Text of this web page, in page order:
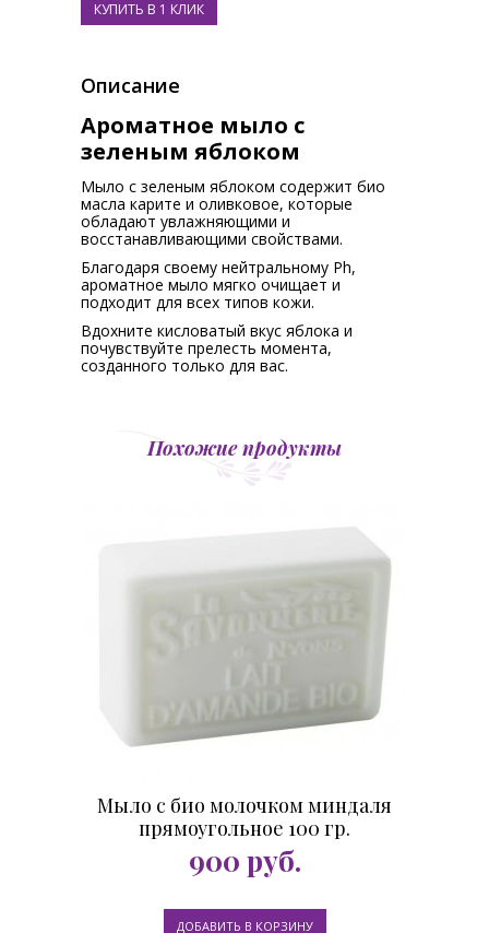
Описание
Ароматное мыло с
зеленым яблоком
Мыло с зеленым яблоком содержит био
масла карите и оливковое, которые
обладают увлажняющими и
восстанавливающими свойствами.
Благодаря своему нейтральному Ph,
ароматное мыло мягко очищает и
подходит для всех типов кожи.
Вдохните кисловатый вкус яблока и
почувствуйте прелесть момента,
созданного только для вас.
Похожие продукты
Мыло с био молочком миндаля
прямоугольное 100 гр.
900 руб.